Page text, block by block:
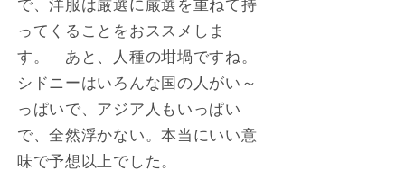
で、洋服は厳選に厳選を重ねて持
ってくることをおススメしま
す。 あと、人種の坩堝ですね。
シドニーはいろんな国の人がい～
っぱいで、アジア人もいっぱい
で、全然浮かない。本当にいい意
味で予想以上でした。